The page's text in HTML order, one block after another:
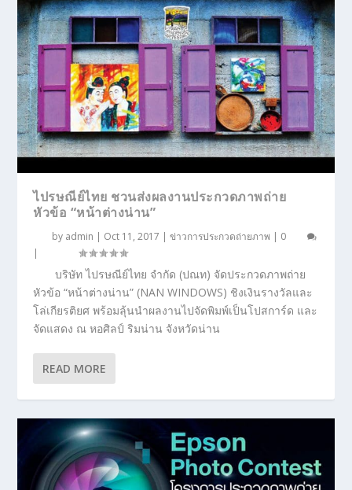
ไปรษณีย์ไทย ชวนส่งผลงานประกวดภาพถ่าย
หัวข้อ “หน้าต่างน่าน”
by admin | Oct 11, 2017 |ข่าวการประกวดถ่ายภาพ | 0
|
บริษัท ไปรษณีย์ไทย จำกัด (ปณท) จัดประกวดภาพถ่าย
หัวข้อ “หน้าต่างน่าน” (NAN WINDOWS) ชิงเงินรางวัลและ
โล่เกียรติยศ พร้อมลุ้นนำผลงานไปจัดพิมพ์เป็นโปสการ์ด และ
จัดแสดง ณ หอศิลป์ ริมน่าน จังหวัดน่าน
READ MORE